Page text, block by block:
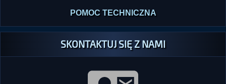
POMOC TECHNICZNA
SKONTAKTUJ SIĘ Z NAMI